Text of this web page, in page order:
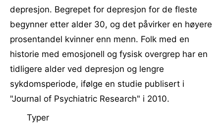
depresjon. Begrepet for depresjon for de fleste
begynner etter alder 30, og det påvirker en høyere
prosentandel kvinner enn menn. Folk med en
historie med emosjonell og fysisk overgrep har en
tidligere alder ved depresjon og lengre
sykdomsperiode, ifølge en studie publisert i
"Journal of Psychiatric Research" i 2010.
Typer